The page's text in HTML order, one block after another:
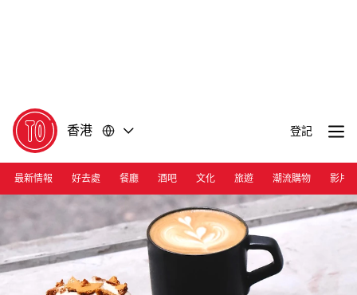
香港 登記
最新情報 好去處 餐廳 酒吧 文化 旅遊 潮流購物 影片